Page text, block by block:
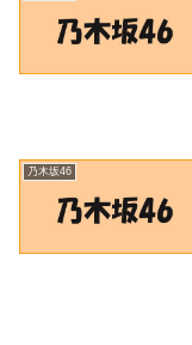
乃木坂46